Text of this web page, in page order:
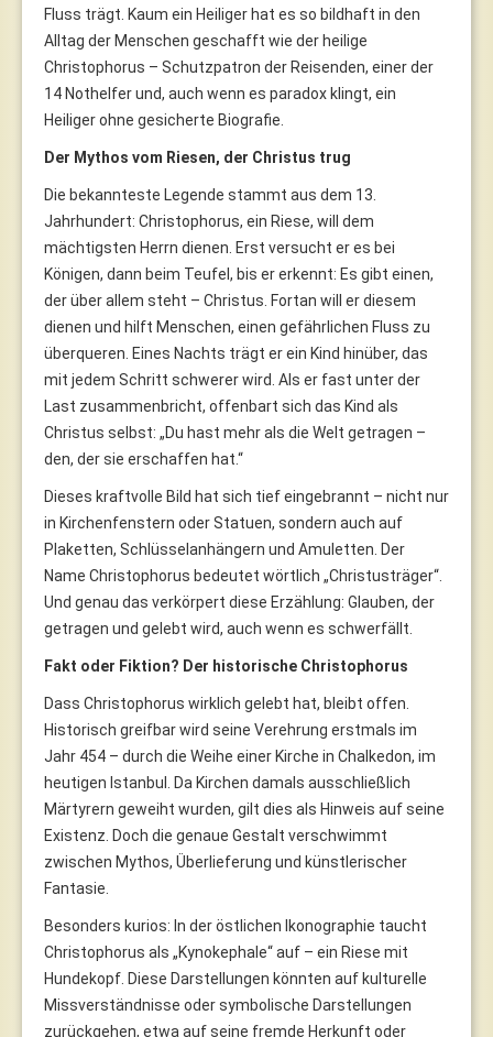
Fluss trägt. Kaum ein Heiliger hat es so bildhaft in den
Alltag der Menschen geschafft wie der heilige
Christophorus – Schutzpatron der Reisenden, einer der
14 Nothelfer und, auch wenn es paradox klingt, ein
Heiliger ohne gesicherte Biografie.
Der Mythos vom Riesen, der Christus trug
Die bekannteste Legende stammt aus dem 13.
Jahrhundert: Christophorus, ein Riese, will dem
mächtigsten Herrn dienen. Erst versucht er es bei
Königen, dann beim Teufel, bis er erkennt: Es gibt einen,
der über allem steht – Christus. Fortan will er diesem
dienen und hilft Menschen, einen gefährlichen Fluss zu
überqueren. Eines Nachts trägt er ein Kind hinüber, das
mit jedem Schritt schwerer wird. Als er fast unter der
Last zusammenbricht, offenbart sich das Kind als
Christus selbst: „Du hast mehr als die Welt getragen –
den, der sie erschaffen hat.“
Dieses kraftvolle Bild hat sich tief eingebrannt – nicht nur
in Kirchenfenstern oder Statuen, sondern auch auf
Plaketten, Schlüsselanhängern und Amuletten. Der
Name Christophorus bedeutet wörtlich „Christusträger“.
Und genau das verkörpert diese Erzählung: Glauben, der
getragen und gelebt wird, auch wenn es schwerfällt.
Fakt oder Fiktion? Der historische Christophorus
Dass Christophorus wirklich gelebt hat, bleibt offen.
Historisch greifbar wird seine Verehrung erstmals im
Jahr 454 – durch die Weihe einer Kirche in Chalkedon, im
heutigen Istanbul. Da Kirchen damals ausschließlich
Märtyrern geweiht wurden, gilt dies als Hinweis auf seine
Existenz. Doch die genaue Gestalt verschwimmt
zwischen Mythos, Überlieferung und künstlerischer
Fantasie.
Besonders kurios: In der östlichen Ikonographie taucht
Christophorus als „Kynokephale“ auf – ein Riese mit
Hundekopf. Diese Darstellungen könnten auf kulturelle
Missverständnisse oder symbolische Darstellungen
zurückgehen, etwa auf seine fremde Herkunft oder